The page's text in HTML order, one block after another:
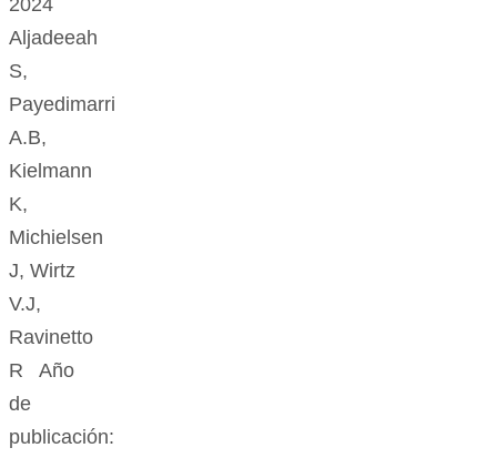
2024
Aljadeeah
S,
Payedimarri
A.B,
Kielmann
K,
Michielsen
J, Wirtz
V.J,
Ravinetto
R Año
de
publicación: